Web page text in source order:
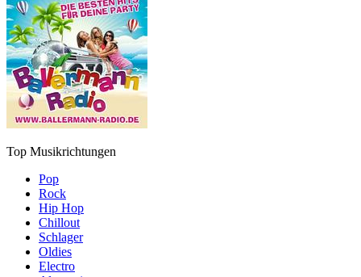
Top Musikrichtungen
Pop
Rock
Hip Hop
Chillout
Schlager
Oldies
Electro